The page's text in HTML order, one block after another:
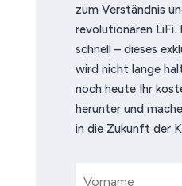
zum Verständnis
revolutionären LiFi.
schnell – dieses
wird nicht lange
noch heute Ihr
herunter und
in die Zukunft der